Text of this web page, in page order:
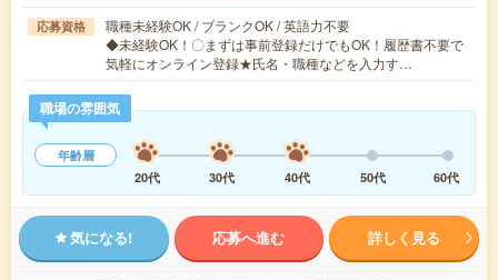
応募資格
職種未経験OK / ブランクOK / 英語力不要
◆未経験OK！〇まずは事前登録だけでもOK！履歴書不要で
気軽にオンライン登録★氏名・職種などを入力す…
職場の雰囲気
年齢層
20代
30代 40代 50代 60代
気になる! 応募へ進む 詳しく見る